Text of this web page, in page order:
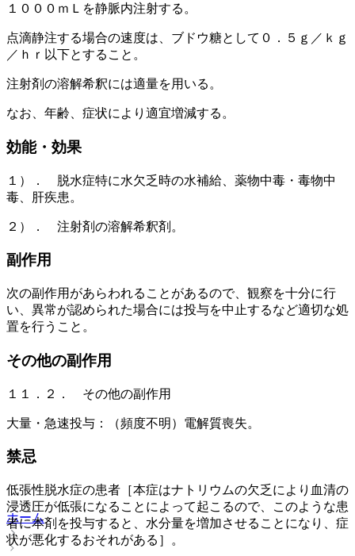
１０００ｍＬを静脈内注射する。
点滴静注する場合の速度は、ブドウ糖として０．５ｇ／ｋｇ
／ｈｒ以下とすること。
注射剤の溶解希釈には適量を用いる。
なお、年齢、症状により適宜増減する。
効能・効果
１）． 脱水症特に水欠乏時の水補給、薬物中毒・毒物中
毒、肝疾患。
２）． 注射剤の溶解希釈剤。
副作用
次の副作用があらわれることがあるので、観察を十分に行
い、異常が認められた場合には投与を中止するなど適切な処
置を行うこと。
その他の副作用
１１．２． その他の副作用
大量・急速投与：（頻度不明）電解質喪失。
禁忌
低張性脱水症の患者［本症はナトリウムの欠乏により血清の
浸透圧が低張になることによって起こるので、このような患
者に本剤を投与すると、水分量を増加させることになり、症
状が悪化するおそれがある］。
ホーム